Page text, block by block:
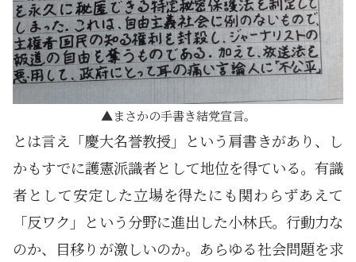
まさかの手書き結党宣言。
とは言え「慶大名誉教授」という肩書きがあり、し
かもすでに護憲派識者として地位を得ている。有識
者として安定した立場を得たにも関わらずあえて
「反ワク」という分野に進出した小林氏。行動力な
のか、目移りが激しいのか。あらゆる社会問題を求